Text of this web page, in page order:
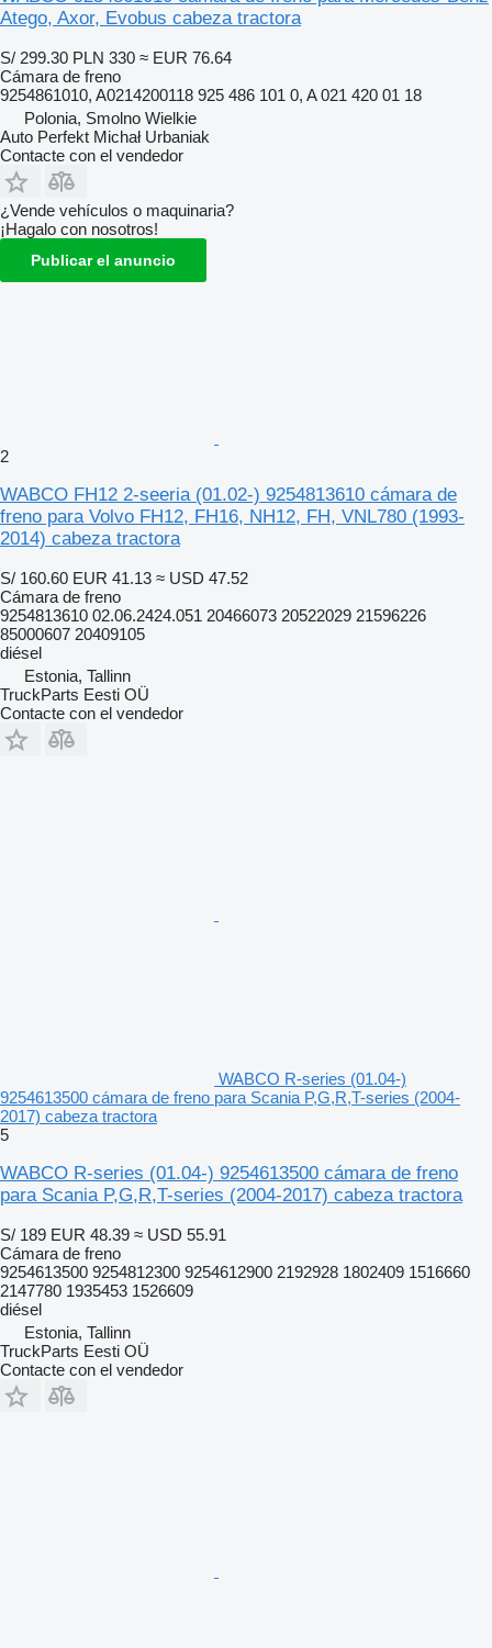
Atego, Axor, Evobus cabeza tractora
S/ 299.30 PLN 330 ≈ EUR 76.64
Cámara de freno
9254861010, A0214200118 925 486 101 0, A 021 420 01 18
Polonia, Smolno Wielkie
Auto Perfekt Michał Urbaniak
Contacte con el vendedor
¿Vende vehículos o maquinaria?
¡Hagalo con nosotros!
Publicar el anuncio
2
WABCO FH12 2-seeria (01.02-) 9254813610 cámara de
freno para Volvo FH12, FH16, NH12, FH, VNL780 (1993-
2014) cabeza tractora
S/ 160.60 EUR 41.13 ≈ USD 47.52
Cámara de freno
9254813610 02.06.2424.051 20466073 20522029 21596226
85000607 20409105
diésel
Estonia, Tallinn
TruckParts Eesti OÜ
Contacte con el vendedor
WABCO R-series (01.04-)
9254613500 cámara de freno para Scania P,G,R,T-series (2004-
2017) cabeza tractora
5
WABCO R-series (01.04-) 9254613500 cámara de freno
para Scania P,G,R,T-series (2004-2017) cabeza tractora
S/ 189 EUR 48.39 ≈ USD 55.91
Cámara de freno
9254613500 9254812300 9254612900 2192928 1802409 1516660
2147780 1935453 1526609
diésel
Estonia, Tallinn
TruckParts Eesti OÜ
Contacte con el vendedor